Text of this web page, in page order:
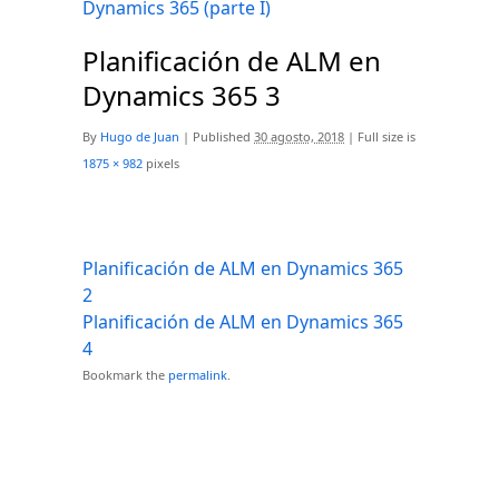
Dynamics 365 (parte I)
Planificación de ALM en
Dynamics 365 3
By Hugo de Juan | Published 30 agosto, 2018 | Full size is
1875 × 982 pixels
Planificación de ALM en Dynamics 365
2
Planificación de ALM en Dynamics 365
4
Bookmark the permalink